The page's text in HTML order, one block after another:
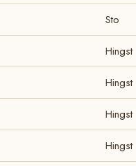
Sto
Hingst
Hingst
Hingst
Hingst